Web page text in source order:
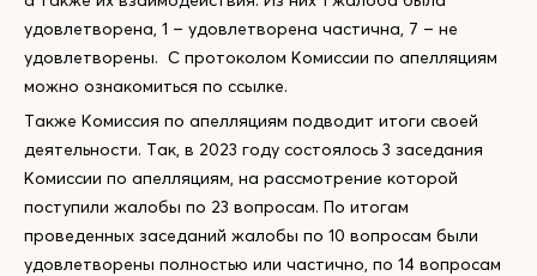
удовлетворена, 1 – удовлетворена частична, 7 – не
удовлетворены. С протоколом Комиссии по апелляциям
можно ознакомиться по ссылке.
Также Комиссия по апелляциям подводит итоги своей
деятельности. Так, в 2023 году состоялось 3 заседания
Комиссии по апелляциям, на рассмотрение которой
поступили жалобы по 23 вопросам. По итогам
проведенных заседаний жалобы по 10 вопросам были
удовлетворены полностью или частично, по 14 вопросам